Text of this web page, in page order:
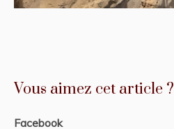
Vous aimez cet article ?
Facebook